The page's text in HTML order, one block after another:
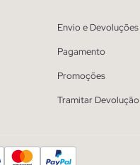
Envio e Devoluções
Pagamento
Promoções
Tramitar Devolução